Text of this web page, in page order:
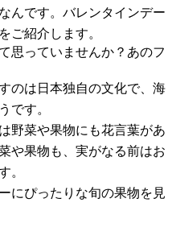
んです。バレンタインデー
ご紹介します。
思っていませんか？あのフ
のは日本独自の文化で、海
です。
野菜や果物にも花言葉があ
や果物も、実がなる前はお
。
にぴったりな旬の果物を見